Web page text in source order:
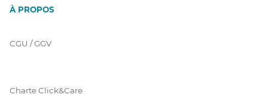
À PROPOS
CGU / GGV
Charte Click&Care